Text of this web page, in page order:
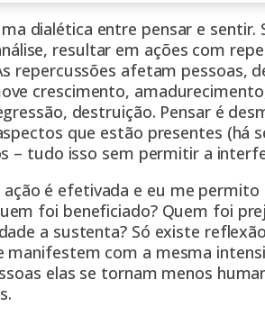
dialética entre pensar e sentir.
resultar em ações com
repercussões afetam pessoas,
crescimento,
destruição. Pensar é
que estão presentes (há
– tudo isso sem permitir a
é efetivada e eu me permito
foi beneficiado? Quem foi
a sustenta? Só existe
com a mesma
elas se tornam menos